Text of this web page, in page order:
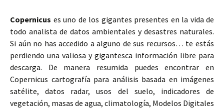
Copernicus es uno de los gigantes presentes en la vida de
todo analista de datos ambientales y desastres naturales.
Si aún no has accedido a alguno de sus recursos… te estás
perdiendo una valiosa y gigantesca información libre para
descarga. De manera resumida puedes encontrar en
Copernicus cartografía para análisis basada en imágenes
satélite, datos radar, usos del suelo, indicadores de
vegetación, masas de agua, climatología, Modelos Digitales